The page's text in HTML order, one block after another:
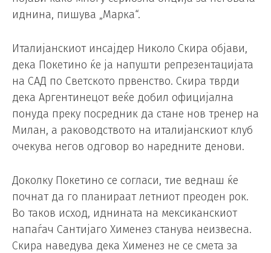
иднина, пишува „Марка“.
Италијанскиот инсајдер Николо Скира објави,
дека Покетино ќе ја напушти репрезентацијата
на САД по Светското првенство. Скира тврди
дека Аргентинецот веќе добил официјална
понуда преку посредник да стане нов тренер на
Милан, а раководството на италијанскиот клуб
очекува негов одговор во наредните денови.
Доколку Покетино се согласи, тие веднаш ќе
почнат да го планираат летниот преоден рок.
Во таков исход, иднината на мексиканскиот
напаѓач Сантијаго Хименез станува неизвесна.
Скира наведува дека Хименез не се смета за